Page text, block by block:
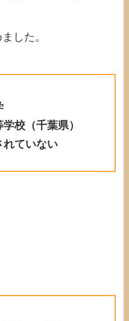
した。
校（千葉県）
れていない